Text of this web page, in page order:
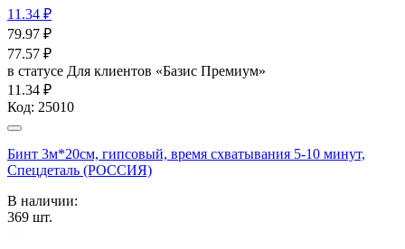
11.34 ₽
79.97 ₽
77.57 ₽
в статусе Для клиентов «Базис Премиум»
11.34 ₽
Код: 25010
Бинт 3м*20см, гипсовый, время схватывания 5-10 минут,
Спецдеталь (РОССИЯ)
В наличии:
369 шт.